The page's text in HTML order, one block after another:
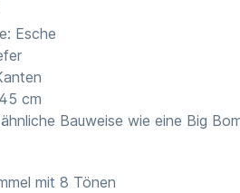
Esche
cm
Bauweise wie eine Big
mit 8 Tönen